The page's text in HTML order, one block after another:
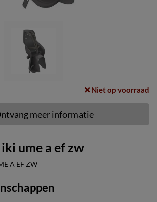
Niet op voorraad
meer informatie
ume a ef zw
A EF ZW